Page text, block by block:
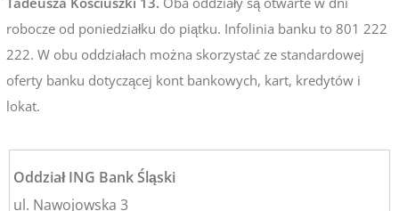
robocze od poniedziałku do piątku. Infolinia banku to 801 222
222. W obu oddziałach można skorzystać ze standardowej
oferty banku dotyczącej kont bankowych, kart, kredytów i
lokat.
Oddział ING Bank Śląski
ul. Nawojowska 3